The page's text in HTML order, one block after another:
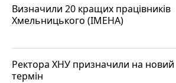
Визначили 20 кращих працівників
Хмельницького (ІМЕНА)
Ректора ХНУ призначили на новий
термін